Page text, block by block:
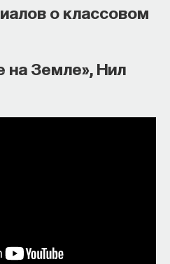
о классовом
на Земле», Нил